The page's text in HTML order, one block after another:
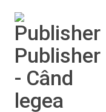
Publisher
- Când
legea